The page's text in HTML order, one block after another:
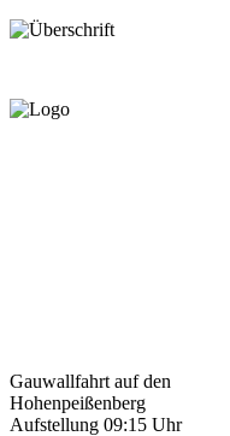
Gauwallfahrt auf den
Hohenpeißenberg
Aufstellung 09:15 Uhr